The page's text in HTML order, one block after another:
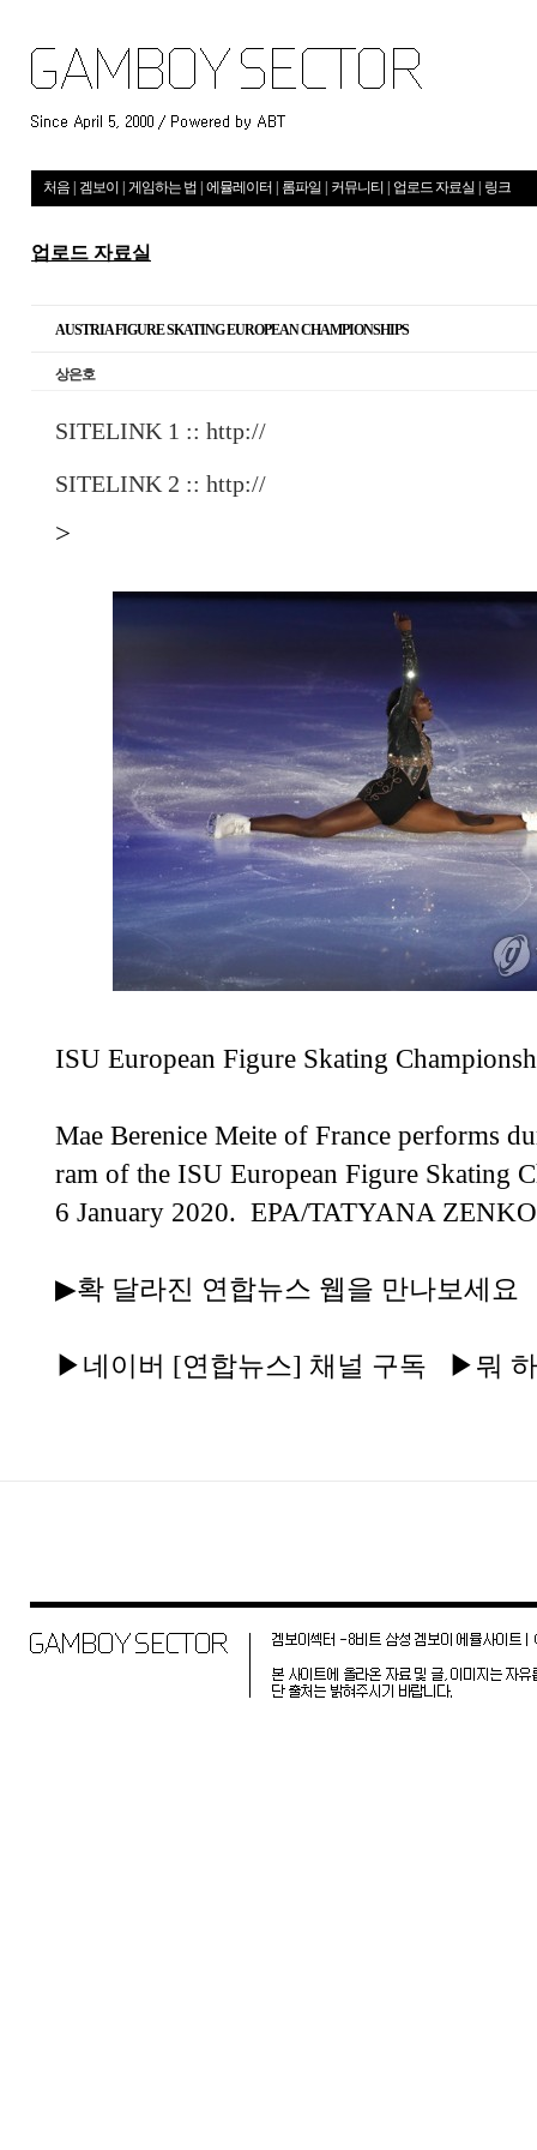
처음 겜보이 게임하는 법 에뮬레이터 롬파일 커뮤니티 업로드 자료실 링크
업로드 자료실
AUSTRIA FIGURE SKATING EUROPEAN CHAMPIONSHIPS
상은호
SITELINK 1 :: http://
SITELINK 2 :: http://
>
ISU European Figure Skating
Mae Berenice Meite of France performs
ram of the ISU European Figure Skating
6 January 2020. EPA/TATYANA
▶확 달라진 연합뉴스 웹을 만나보세요
▶네이버 [연합뉴스] 채널 구독 ▶뭐